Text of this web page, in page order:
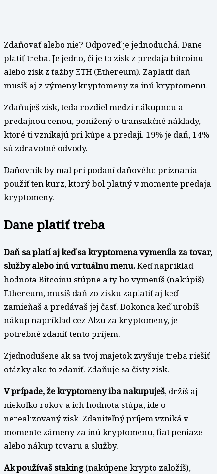
Zdaňovať alebo nie? Odpoveď je jednoduchá. Dane
platiť treba. Je jedno, či je to zisk z predaja bitcoinu
alebo zisk z ťažby ETH (Ethereum). Zaplatiť daň
musíš aj z výmeny kryptomeny za inú kryptomenu.
Zdaňuješ zisk, teda rozdiel medzi nákupnou a
predajnou cenou, ponížený o transakčné náklady,
ktoré ti vznikajú pri kúpe a predaji. 19% je daň, 14%
sú zdravotné odvody.
Daňovník by mal pri podaní daňového priznania
použiť ten kurz, ktorý bol platný v momente predaja
kryptomeny.
Dane platiť treba
Daň sa platí aj keď sa kryptomena vymenila za tovar,
služby alebo inú virtuálnu menu.Keď napríklad
hodnota Bitcoinu stúpne a ty ho vymeníš (nakúpiš)
Ethereum, musíš daň zo zisku zaplatiť aj keď
zamieňaš a predávaš jej časť. Dokonca keď urobíš
nákup napríklad cez Alzu za kryptomeny, je
potrebné zdaniť tento príjem.
Zjednodušene ak sa tvoj majetok zvyšuje treba riešiť
otázky ako to zdaniť. Zdaňuje sa čisty zisk.
V prípade, že kryptomeny iba nakupuješ, držíš aj
niekoľko rokov a ich hodnota stúpa, ide o
nerealizovaný zisk. Zdaniteľný príjem vzniká v
momente zámeny za inú kryptomenu, fiat peniaze
alebo nákup tovaru a služby.
Ak používaš staking(nakúpene krypto založíš),